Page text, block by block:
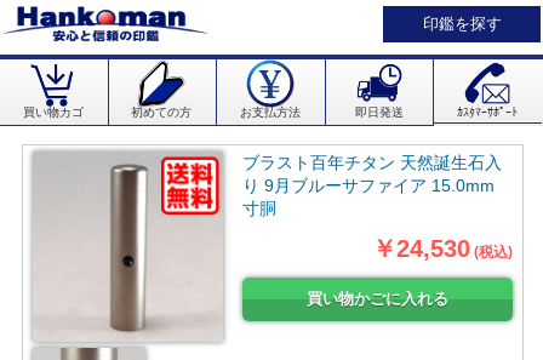
印鑑を探す
買い物カゴ 初めての方 お支払方法 即日発送 ｶｽﾀﾏｰｻﾎﾟｰﾄ
ブラスト百年チタン 天然誕生石入
り 9月ブルーサファイア 15.0mm
寸胴
￥24,530 (税込)